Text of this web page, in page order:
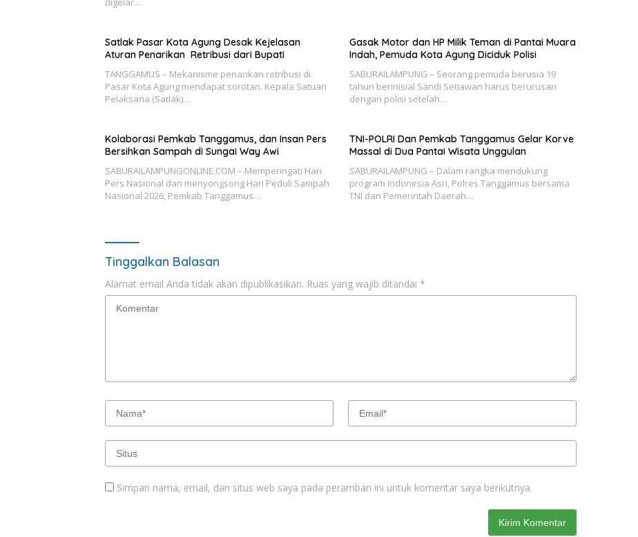
Satlak Pasar Kota Agung Desak Kejelasan
Aturan Penarikan Retribusi dari Bupati
TANGGAMUS – Mekanisme penarikan retribusi di
Pasar Kota Agung mendapat sorotan. Kepala Satuan
Pelaksana (Satlak)…
Gasak Motor dan HP Milik Teman di Pantai Muara
Indah, Pemuda Kota Agung Diciduk Polisi
SABURAILAMPUNG – Seorang pemuda berusia 19
tahun berinisial Sandi Setiawan harus berurusan
dengan polisi setelah…
Kolaborasi Pemkab Tanggamus, dan Insan Pers
Bersihkan Sampah di Sungai Way Awi
SABURAILAMPUNGONLINE.COM – Memperingati Hari
Pers Nasional dan menyongsong Hari Peduli Sampah
Nasional 2026, Pemkab Tanggamus…
TNI-POLRI Dan Pemkab Tanggamus Gelar Korve
Massal di Dua Pantai Wisata Unggulan
SABURAILAMPUNG – Dalam rangka mendukung
program Indonesia Asri, Polres Tanggamus bersama
TNI dan Pemerintah Daerah…
Tinggalkan Balasan
Alamat email Anda tidak akan dipublikasikan. Ruas yang wajib ditandai *
Simpan nama, email, dan situs web saya pada peramban ini untuk komentar saya berikutnya.